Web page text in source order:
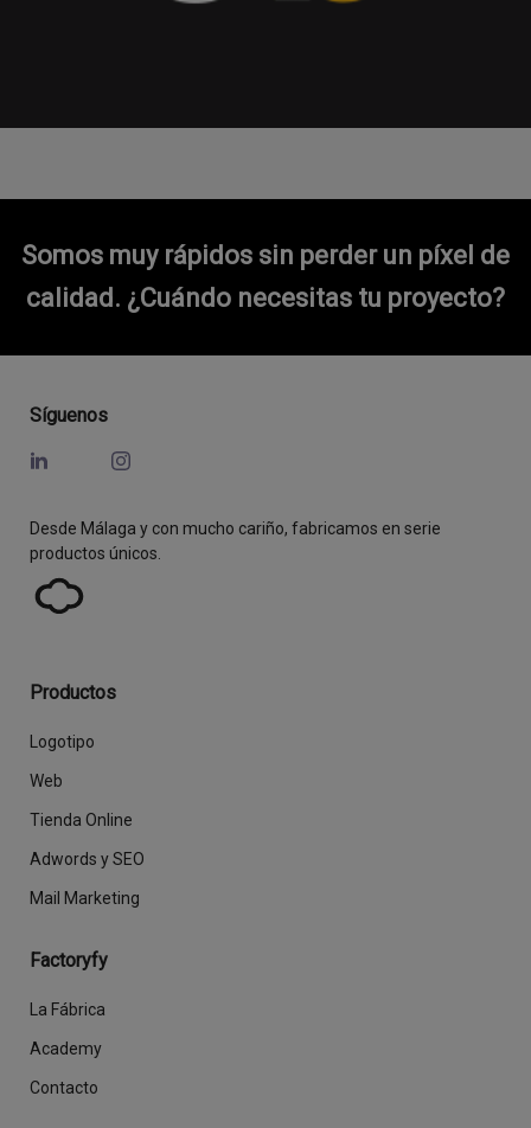
Somos muy rápidos sin perder un píxel de
calidad. ¿Cuándo necesitas tu proyecto?
Síguenos
Desde Málaga y con mucho cariño, fabricamos en serie
productos únicos.
Productos
Logotipo
Web
Tienda Online
Adwords y SEO
Mail Marketing
Factoryfy
La Fábrica
Academy
Contacto